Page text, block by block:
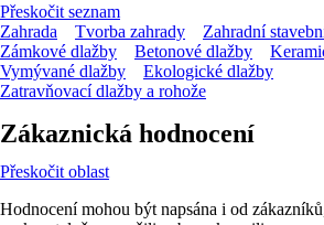
Přeskočit seznam
Zahrada
Tvorba zahrady Zahradní
Zámkové dlažby
Betonové dlažby
Vymývané dlažby
Ekologické dlažby
Zatravňovací dlažby a rohože
Zákaznická hodnocení
Přeskočit oblast
Hodnocení mohou být napsána i od